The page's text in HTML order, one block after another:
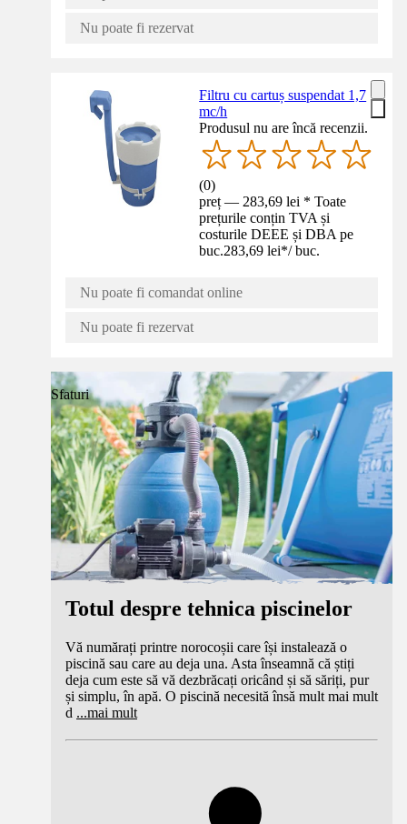
Nu poate fi rezervat
Filtru cu cartuș suspendat 1,7
mc/h
Produsul nu are încă recenzii.
(0)
preț — 283,69 lei * Toate
prețurile conțin TVA și
costurile DEEE și DBA pe
buc.283,69 lei*/ buc.
Nu poate fi comandat online
Nu poate fi rezervat
Sfaturi
Totul despre tehnica piscinelor
Vă numărați printre norocoșii care își instalează o
piscină sau care au deja una. Asta înseamnă că știți
deja cum este să vă dezbrăcați oricând și să săriți, pur
și simplu, în apă. O piscină necesită însă mult mai mult
d ...mai mult